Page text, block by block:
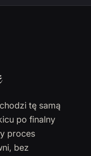
tę samą
po finalny
proces
bez